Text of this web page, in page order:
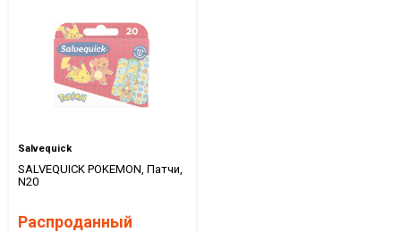
Salvequick
SALVEQUICK POKEMON, Патчи,
N20
Распроданный